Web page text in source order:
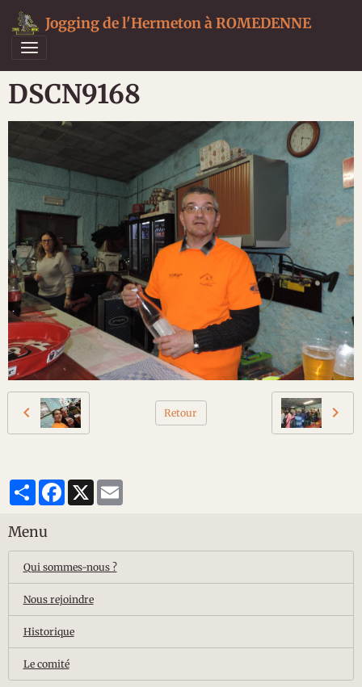
Jogging de l'Hermeton à ROMEDENNE
DSCN9168
Retour
PartagerFacebook
X
Menu
Qui sommes-nous ?
Nous rejoindre
Historique
Le comité